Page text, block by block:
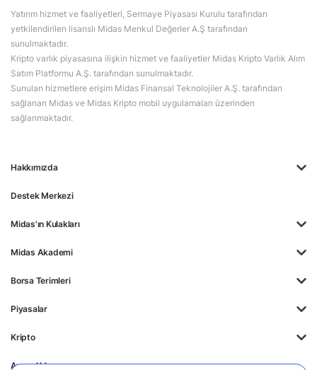
Hakkımızda
Destek Merkezi
Midas'ın Kulakları
Midas Akademi
Borsa Terimleri
Piyasalar
Kripto
Ayrıcalıklar
Yatırım hizmet ve faaliyetleri, Sermaye Piyasası Kurulu tarafından
yetkilendirilen lisanslı Midas Menkul Değerler A.Ş tarafından
sunulmaktadır.
Kripto varlık piyasasına ilişkin hizmet ve faaliyetler Midas Kripto Varlık Alım
Satım Platformu A.Ş. tarafından sunulmaktadır.
Sunulan hizmetlere erişim Midas Finansal Teknolojiler A.Ş. tarafından
sağlanan Midas ve Midas Kripto mobil uygulamaları üzerinden
sağlanmaktadır.